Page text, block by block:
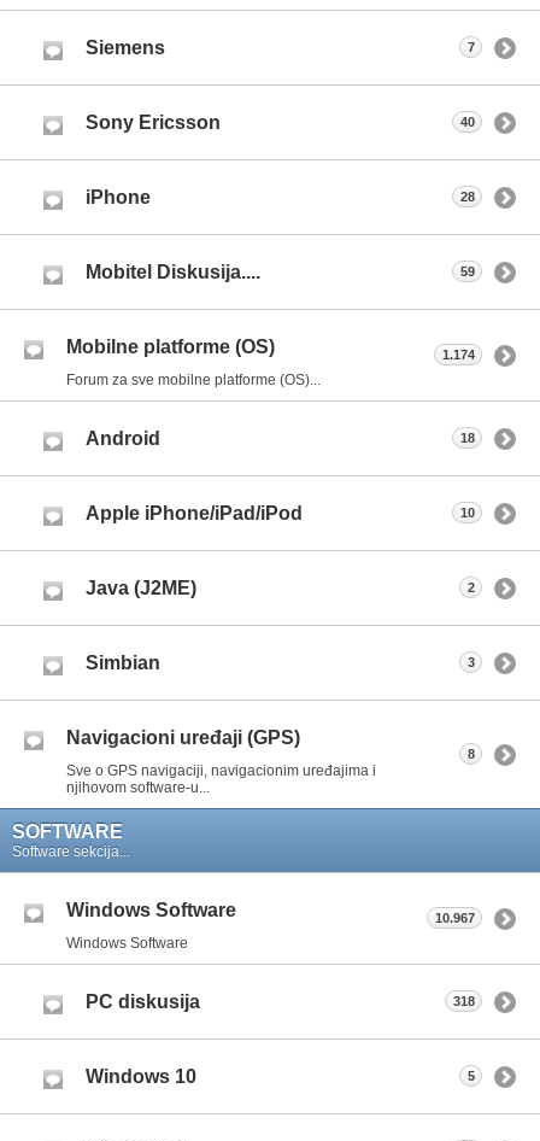
Siemens 7
Sony Ericsson 40
iPhone 28
Mobitel Diskusija.... 59
Mobilne platforme (OS)
Forum za sve mobilne platforme (OS)...
1.174
Android 18
Apple iPhone/iPad/iPod 10
Java (J2ME) 2
Simbian 3
Navigacioni uređaji (GPS)
Sve o GPS navigaciji, navigacionim uređajima i
njihovom software-u...
8
SOFTWARE
Software sekcija...
Windows Software
Windows Software
10.967
PC diskusija 318
Windows 10 5